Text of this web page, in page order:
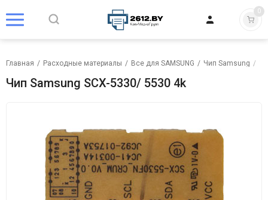
0
Главная / Расходные материалы / Все для SAMSUNG / Чип Samsung /
Чип Samsung SCX-5330/ 5530 4k